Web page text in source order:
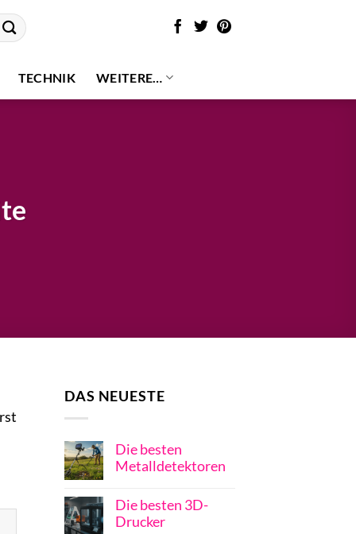
TECHNIK WEITERE…
DAS NEUESTE
Die besten
Metalldetektoren
Die besten 3D-
Drucker